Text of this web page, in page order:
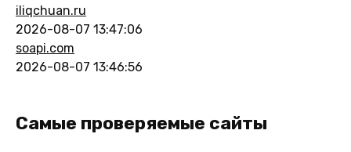
iliqchuan.ru
2026-08-07 13:47:06
soapi.com
2026-08-07 13:46:56
Самые проверяемые сайты